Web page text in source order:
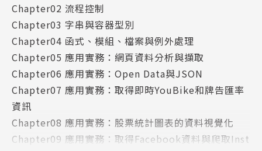
能夠「真正活用」Python來解決你日常生活、學習和
工作上的問題。
☛ 完整說明Python自動化批次處理檔案搜尋、更名、
縮圖、轉換圖檔格式、找出重複圖片、在圖片加上浮水
印和合併影片等自動化操作。
【適用讀者】
✎ 已經有其他程式語言基礎、或對運算思維有興趣的
初學者。
✎ 適合讀者自學Python程式設計，亦可作為Python
Chapter02 流程控制
Chapter03 字串與容器型別
Chapter04 函式、模組、檔案與例外處理
Chapter05 應用實務：網頁資料分析與擷取
Chapter06 應用實務：Open Data與JSON
Chapter07 應用實務：取得即時YouBike和牌告匯率
資訊
Chapter08 應用實務：股票統計圖表的資料視覺化
Chapter09 應用實務：取得Facebook資料與爬取Inst